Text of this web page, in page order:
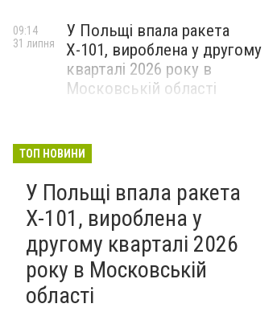
У Польщі впала ракета
Х-101, вироблена у другому
кварталі 2026 року в
Московській області
09:14
31 липня
ТОП НОВИНИ
У Польщі впала ракета
Х-101, вироблена у
другому кварталі 2026
року в Московській
області